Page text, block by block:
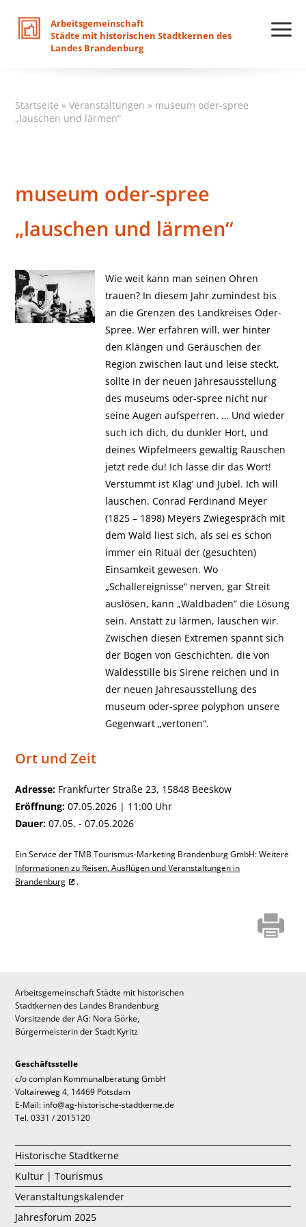
Arbeitsgemeinschaft
Städte mit historischen Stadtkernen des
Landes Brandenburg
Startseite »Veranstaltungen » museum oder-spree
„lauschen und lärmen“
museum oder-spree
„lauschen und lärmen“
Wie weit kann man seinen Ohren
trauen? In diesem Jahr zumindest bis
an die Grenzen des Landkreises Oder-
Spree. Wer erfahren will, wer hinter
den Klängen und Geräuschen der
Region zwischen laut und leise steckt,
sollte in der neuen Jahresausstellung
des museums oder-spree nicht nur
seine Augen aufsperren. … Und wieder
such ich dich, du dunkler Hort, und
deines Wipfelmeers gewaltig Rauschen
jetzt rede du! Ich lasse dir das Wort!
Verstummt ist Klag’ und Jubel. Ich will
lauschen. Conrad Ferdinand Meyer
(1825 – 1898) Meyers Zwiegespräch mit
dem Wald liest sich, als sei es schon
immer ein Ritual der (gesuchten)
Einsamkeit gewesen. Wo
„Schallereignisse“ nerven, gar Streit
auslösen, kann „Waldbaden“ die Lösung
sein. Anstatt zu lärmen, lauschen wir.
Zwischen diesen Extremen spannt sich
der Bogen von Geschichten, die von
Waldesstille bis Sirene reichen und in
der neuen Jahresausstellung des
museum oder-spree polyphon unsere
Gegenwart „vertonen“.
Ort und Zeit
Adresse: Frankfurter Straße 23, 15848 Beeskow
Eröffnung: 07.05.2026 | 11:00 Uhr
Dauer: 07.05. - 07.05.2026
Ein Service der TMB Tourismus-Marketing Brandenburg GmbH: Weitere
Informationen zu Reisen, Ausflügen und Veranstaltungen in
Brandenburg
.
Arbeitsgemeinschaft Städte mit historischen
Stadtkernen des Landes Brandenburg
Vorsitzende der AG: Nora Görke,
Bürgermeisterin der Stadt Kyritz
Geschäftsstelle
c/o complan Kommunalberatung GmbH
Voltaireweg 4, 14469 Potsdam
E-Mail: info@ag-historische-stadtkerne.de
Tel. 0331 / 2015120
Historische Stadtkerne
Kultur | Tourismus
Veranstaltungskalender
Jahresforum 2025